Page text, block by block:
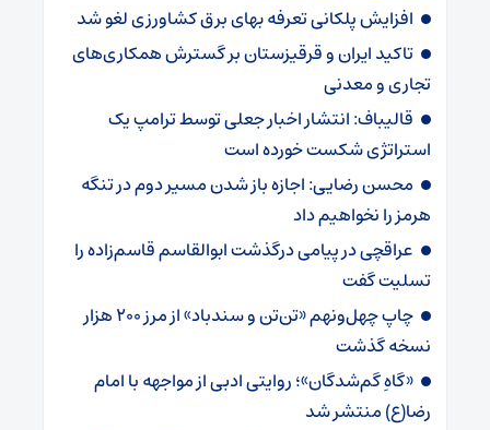
افزایش پلکانی تعرفه بهای برق کشاورزی لغو شد
تاکید ایران و قرقیزستان بر گسترش همکاری‌های
تجاری و معدنی
قالیباف: انتشار اخبار جعلی توسط ترامپ یک
استراتژی شکست خورده است
محسن رضایی: اجازه باز شدن مسیر دوم در تنگه
هرمز را نخواهیم داد
عراقچی در پیامی درگذشت ابوالقاسم قاسم‌زاده را
تسلیت گفت
چاپ چهل‌ونهم «تن‌تن و سندباد» از مرز ۲۰۰ هزار
نسخه گذشت
«گاهِ گم‌شدگان»؛ روایتی ادبی از مواجهه با امام
رضا(ع) منتشر شد